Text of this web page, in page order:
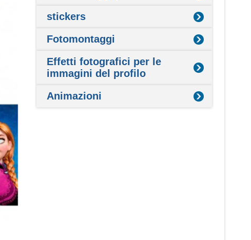
stickers
Fotomontaggi
Effetti fotografici per le
immagini del profilo
Animazioni